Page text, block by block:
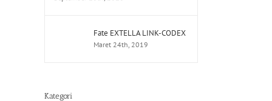
Fate EXTELLA LINK-CODEX
Maret 24th, 2019
Kategori